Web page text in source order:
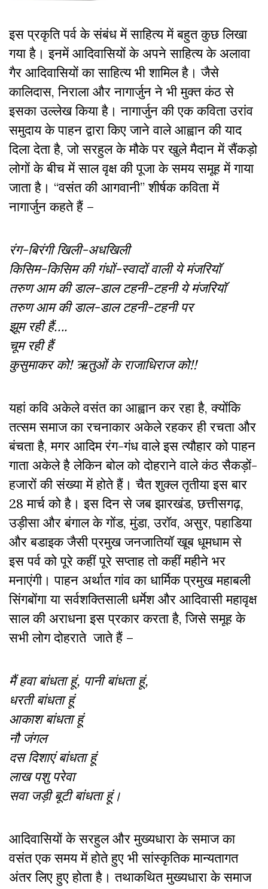
इस प्रकृति पर्व के संबंध में साहित्य में बहुत कुछ लिखा
गया है। इनमें आदिवासियों के अपने साहित्य के अलावा
गैर आदिवासियों का साहित्य भी शामिल है। जैसे
कालिदास, निराला और नागार्जुन ने भी मुक्त कंठ से
इसका उल्लेख किया है। नागार्जुन की एक कविता उरांव
समुदाय के पाहन द्वारा किए जाने वाले आह्वान की याद
दिला देता है, जो सरहुल के मौके पर खुले मैदान में सैंकड़ो
लोगों के बीच में साल वृक्ष की पूजा के समय समूह में गाया
जाता है। “वसंत की आगवानी” शीर्षक कविता में
नागार्जुन कहते हैं –
रंग-बिरंगी खिली-अधखिली
किसिम-किसिम की गंधों-स्वादों वाली ये मंजरियॉ
तरुण आम की डाल-डाल टहनी-टहनी ये मंजरियॉ
तरुण आम की डाल-डाल टहनी-टहनी पर
झूम रही हैं….
चूम रही हैं
कुसुमाकर को! ऋतुओं के राजाधिराज को!!
यहां कवि अकेले वसंत का आह्वान कर रहा है, क्योंकि
तत्सम समाज का रचनाकार अकेले रहकर ही रचता और
बंचता है, मगर आदिम रंग-गंध वाले इस त्यौहार को पाहन
गाता अकेले है लेकिन बोल को दोहराने वाले कंठ सैकड़ों-
हजारों की संख्या में होते हैं। चैत शुक्ल तृतीया इस बार
28 मार्च को है। इस दिन से जब झारखंड, छत्तीसगढ़,
उड़ीसा और बंगाल के गोंड, मुंडा, उरॉव, असुर, पहाडिया
और बडाइक जैसी प्रमुख जनजातियॉ खूब धूमधाम से
इस पर्व को पूरे कहीं पूरे सप्ताह तो कहीं महीने भर
मनाएंगी। पाहन अर्थात गांव का धार्मिक प्रमुख महाबली
सिंगबोंगा या सर्वशक्तिसाली धर्मेश और आदिवासी महावृक्ष
साल की अराधना इस प्रकार करता है, जिसे समूह के
सभी लोग दोहराते जाते हैं –
मैं हवा बांधता हूं, पानी बांधता हूं,
धरती बांधता हूं
आकाश बांधता हूं
नौ जंगल
दस दिशाएं बांधता हूं
लाख पशु परेवा
सवा जड़ी बूटी बांधता हूं।
आदिवासियों के सरहुल और मुख्यधारा के समाज का
वसंत एक समय में होते हुए भी सांस्कृतिक मान्यतागत
अंतर लिए हुए होता है। तथाकथित मुख्यधारा के समाज